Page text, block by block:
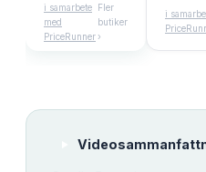
i samarbete
med
PriceRunner
Fler
butiker
›
i